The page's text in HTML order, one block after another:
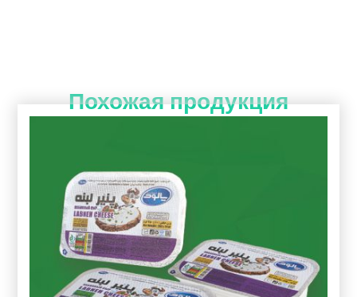
Похожая продукция